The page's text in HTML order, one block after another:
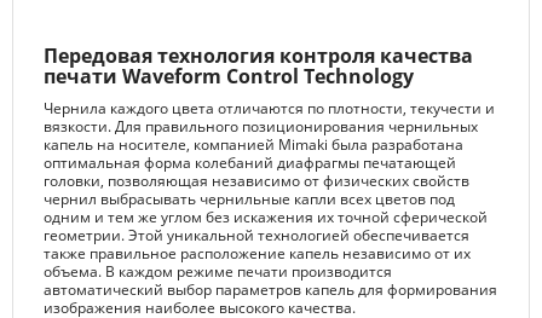
Передовая технология контроля качества
печати Waveform Control Technology
Чернила каждого цвета отличаются по плотности, текучести и
вязкости. Для правильного позиционирования чернильных
капель на носителе, компанией Mimaki была разработана
оптимальная форма колебаний диафрагмы печатающей
головки, позволяющая независимо от физических свойств
чернил выбрасывать чернильные капли всех цветов под
одним и тем же углом без искажения их точной сферической
геометрии. Этой уникальной технологией обеспечивается
также правильное расположение капель независимо от их
объема. В каждом режиме печати производится
автоматический выбор параметров капель для формирования
изображения наиболее высокого качества.